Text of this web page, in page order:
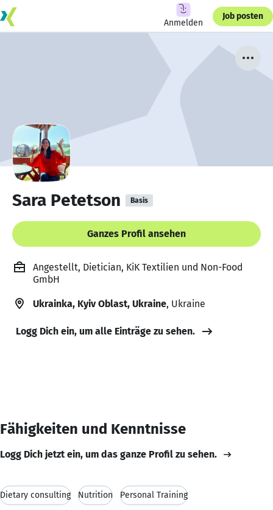
Anmelden
Job posten
Sara Petetson Basis
Ganzes Profil ansehen
Angestellt, Dietician, KiK Textilien und Non-Food
GmbH
Ukrainka, Kyiv Oblast, Ukraine, Ukraine
Logg Dich ein, um alle Einträge zu sehen.
Fähigkeiten und Kenntnisse
Logg Dich jetzt ein, um das ganze Profil zu sehen.
Dietary consulting Nutrition Personal Training